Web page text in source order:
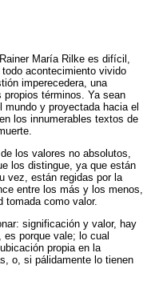
María Rilke es difícil,
acontecimiento vivido
imperecedera, una
términos. Ya sean
y proyectada hacia el
los innumerables textos de
los valores no absolutos,
los distingue, ya que están
vez, están regidas por la
entre los más y los menos,
tomada como valor.
significación y valor, hay
porque vale; lo cual
propia en la
o, si pálidamente lo tienen